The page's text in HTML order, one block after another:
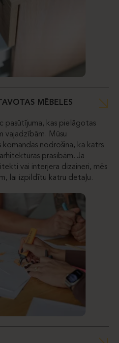
MĒBELES
pasūtījuma, kas pielāgotas
vajadzībām. Mūsu
komandas nodrošina, ka katrs
prasībām. Ja
vai interjera dizaineri, mēs
lai izpildītu katru detaļu.